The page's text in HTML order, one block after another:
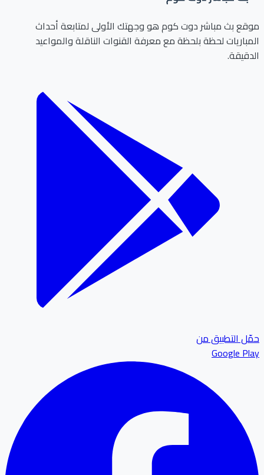
بث مباشر دوت كوم هو وجهتك الأولى لمتابعة أحداث
لحظة بلحظة مع معرفة القنوات الناقلة والمواعيد
التطبيق من
Google